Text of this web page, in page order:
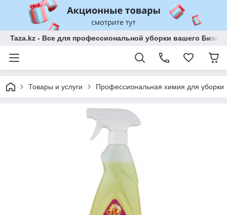
Taza.kz - Все для профессиональной уборки вашего
Товары и услуги Профессиональная химия для уборки